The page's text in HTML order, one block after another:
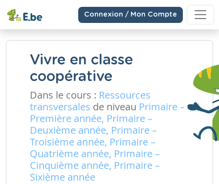
Connexion / Mon Compte
Vivre en classe
coopérative
Dans le cours : Ressources
transversales de niveau Primaire –
Première année, Primaire –
Deuxième année, Primaire –
Troisième année, Primaire –
Quatrième année, Primaire –
Cinquième année, Primaire –
Sixième année